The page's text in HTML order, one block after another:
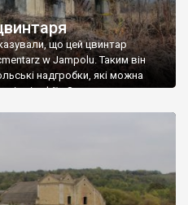
що цей цвинтар
w Jampolu. Таким він
надгробки, які можна
епітафії… Загалом цвинтар